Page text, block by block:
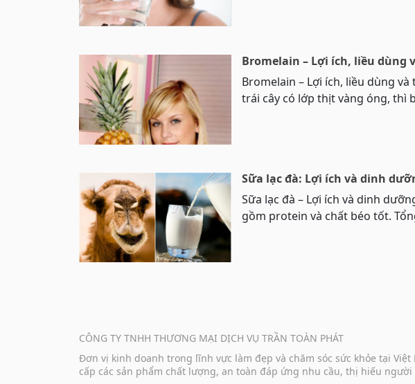
Bromelain – Lợi ích, liều dùng
Bromelain – Lợi ích, liều dùng
trái cây có lớp thịt vàng óng, thì
Sữa lạc đà: Lợi ích và dinh
Sữa lạc đà – Lợi ích và dinh
gồm protein và chất béo tốt.
CÔNG TY TNHH THƯƠNG MẠI DỊCH VỤ TRẦN TOÀN PHÁT
Đơn vị kinh doanh trong lĩnh vực làm đẹp và chăm sóc sức khỏe tại
cấp các sản phẩm chất lượng, an toàn đáp ứng nhu cầu, thị hiếu